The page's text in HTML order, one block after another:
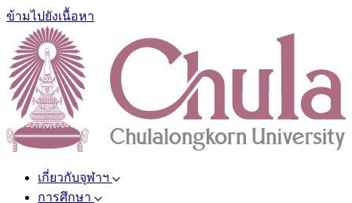
ข้ามไปยังเนื้อหา
เกี่ยวกับจุฬาฯ
การศึกษา